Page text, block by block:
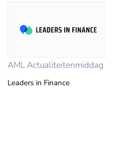
AML Actualiteitenmiddag
Leaders in Finance